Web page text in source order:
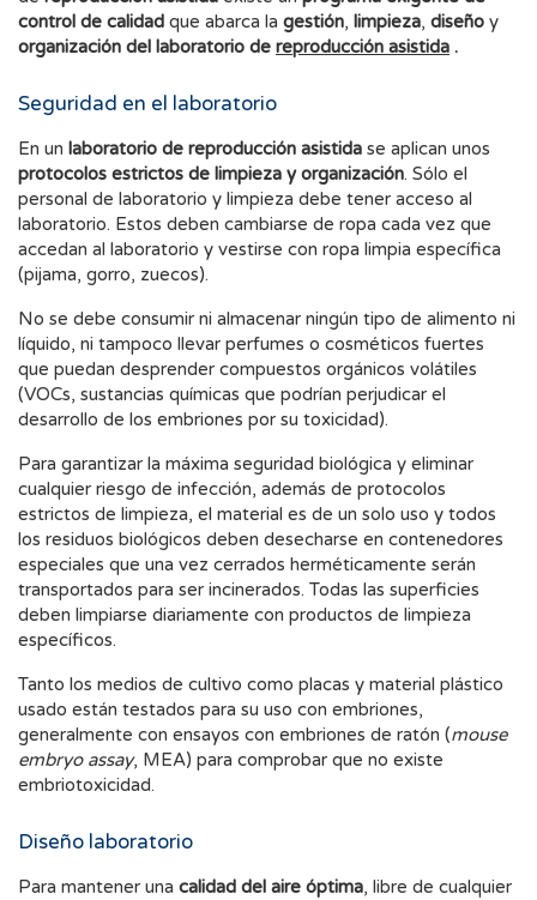
control de calidad que abarca la gestión, limpieza, diseño y
organización del laboratorio de reproducción asistida .
Seguridad en el laboratorio
En un laboratorio de reproducción asistida se aplican unos
protocolos estrictos de limpieza y organización. Sólo el
personal de laboratorio y limpieza debe tener acceso al
laboratorio. Estos deben cambiarse de ropa cada vez que
accedan al laboratorio y vestirse con ropa limpia específica
(pijama, gorro, zuecos).
No se debe consumir ni almacenar ningún tipo de alimento ni
líquido, ni tampoco llevar perfumes o cosméticos fuertes
que puedan desprender compuestos orgánicos volátiles
(VOCs, sustancias químicas que podrían perjudicar el
desarrollo de los embriones por su toxicidad).
Para garantizar la máxima seguridad biológica y eliminar
cualquier riesgo de infección, además de protocolos
estrictos de limpieza, el material es de un solo uso y todos
los residuos biológicos deben desecharse en contenedores
especiales que una vez cerrados herméticamente serán
transportados para ser incinerados. Todas las superficies
deben limpiarse diariamente con productos de limpieza
específicos.
Tanto los medios de cultivo como placas y material plástico
usado están testados para su uso con embriones,
generalmente con ensayos con embriones de ratón (mouse
embryo assay, MEA) para comprobar que no existe
embriotoxicidad.
Diseño laboratorio
Para mantener una calidad del aire óptima, libre de cualquier